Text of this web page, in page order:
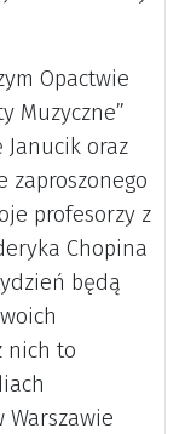
Opactwie
Muzyczne”
Janucik oraz
zaproszonego
profesorzy z
Chopina
będą
nich to
Warszawie